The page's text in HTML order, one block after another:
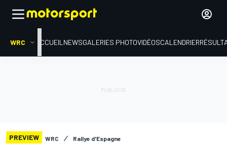
WRC ACCUEIL NEWSGALERIES PHOTOVIDÉOSCALENDRIER
PREVIEW WRC Rallye d'Espagne